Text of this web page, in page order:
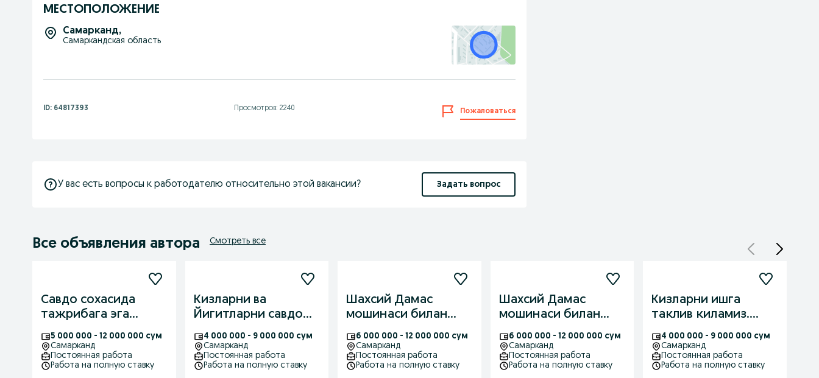
МЕСТОПОЛОЖЕНИЕ
Самарканд,
Самаркандская область
ID: 64817393 Просмотров: 2240 Пожаловаться
У вас есть вопросы к работодателю относительно этой вакансии? Задать вопрос
Все объявления автора Смотреть все
Савдо сохасида
тажрибага эга
ходимларни ишга
таклив киламиз
5 000 000 - 12 000 000 сум
Самарканд
Постоянная работа
Работа на полную ставку
Кизларни ва
Йигитларни савдо
сохасида ишга
таклив киламиз.
4 000 000 - 9 000 000 сум
Самарканд
Постоянная работа
Работа на полную ставку
Шахсий Дамас
мошинаси билан
ходимларни ишга
таклив киламиз
6 000 000 - 12 000 000 сум
Самарканд
Постоянная работа
Работа на полную ставку
Шахсий Дамас
мошинаси билан
ходимларни ишга
таклиф киламиз
6 000 000 - 12 000 000 сум
Самарканд
Постоянная работа
Работа на полную ставку
Кизларни ишга
таклив киламиз.
Савдо сохасида
4 000 000 - 9 000 000 сум
Самарканд
Постоянная работа
Работа на полную ставку